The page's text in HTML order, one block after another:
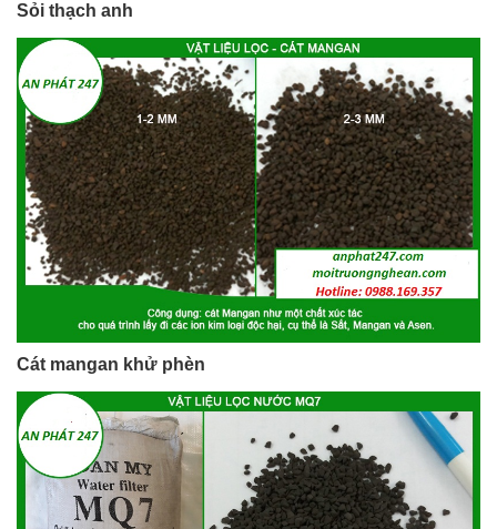
Sỏi thạch anh
Cát mangan khử phèn